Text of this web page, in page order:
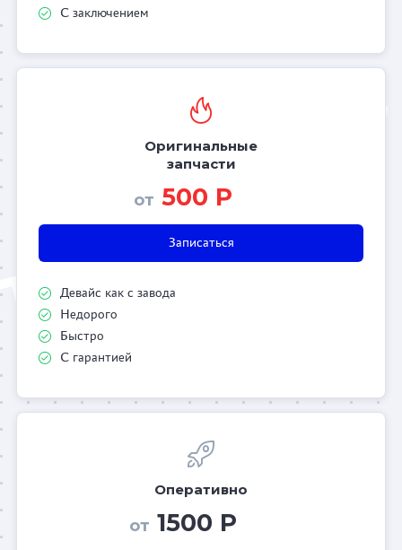
С заключением
Оригинальные
запчасти
от 500 Р
Записаться
Девайс как с завода
Недорого
Быстро
С гарантией
Оперативно
от 1500 Р